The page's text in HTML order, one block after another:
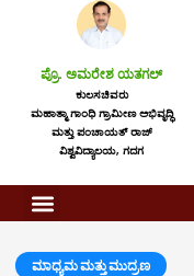
ಪ್ರೊ. ಅಮರೇಶ ಯತಗಲ್
ಕುಲಸಚಿವರು
ಮಹಾತ್ಮಾ ಗಾಂಧಿ ಗ್ರಾಮೀಣ ಅಭಿವೃದ್ಧಿ
ಮತ್ತು ಪಂಚಾಯತ್ ರಾಜ್
ವಿಶ್ವವಿದ್ಯಾಲಯ, ಗದಗ
ಮಾಧ್ಯಮ ಮತ್ತು ಮುದ್ರಣ